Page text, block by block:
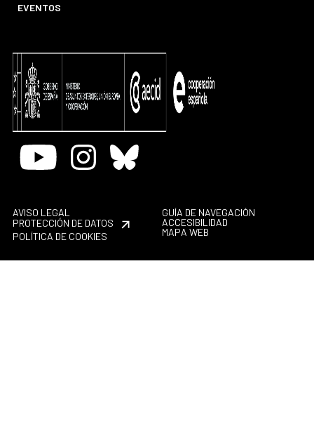
EVENTOS
Youtube InstagramBluesky
AVISO LEGAL
PROTECCIÓN DE DATOS
POLÍTICA DE COOKIES
GUÍA DE NAVEGACIÓN
ACCESIBILIDAD
MAPA WEB